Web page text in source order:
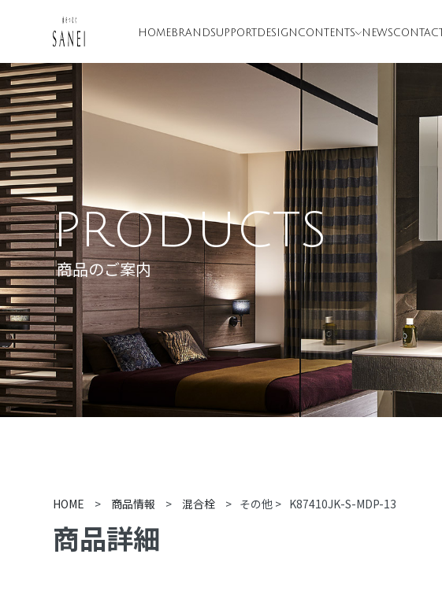
HOME BRANDSUPPORT DESIGN CONTENTS NEWSCONTACT
PRODUCTS
商品のご案内
HOME > 商品情報 > 混合栓 > その他 > K87410JK-S-MDP-13
商品詳細